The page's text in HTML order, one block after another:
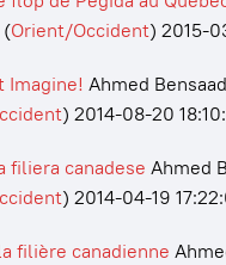
(Orient/Occident) 2015-
Imagine! Ahmed
) 2014-08-20
filiera canadese Ahmed
) 2014-04-19
filière canadienne